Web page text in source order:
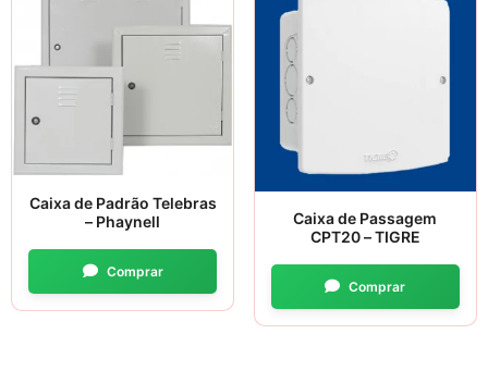
Caixa de Padrão Telebras
– Phaynell
Caixa de Passagem
CPT20 – TIGRE